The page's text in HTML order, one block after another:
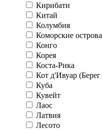
Кирибати
Китай
Колумбия
Коморские острова
Конго
Корея
Коста-Рика
Кот д'Ивуар
Куба
Кувейт
Лаос
Латвия
Лесото